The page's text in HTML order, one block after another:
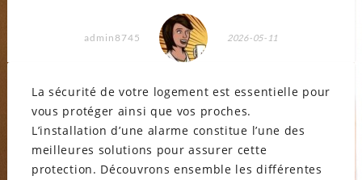
admin8745 2026-05-11
La sécurité de votre logement est essentielle pour
vous protéger ainsi que vos proches.
L’installation d’une alarme constitue l’une des
meilleures solutions pour assurer cette
protection. Découvrons ensemble les différentes